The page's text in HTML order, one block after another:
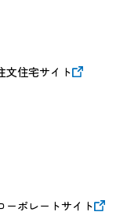
文住宅サイト
ーポレートサイト